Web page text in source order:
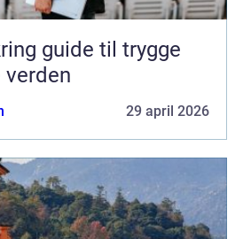
guide til trygge
29 april 2026